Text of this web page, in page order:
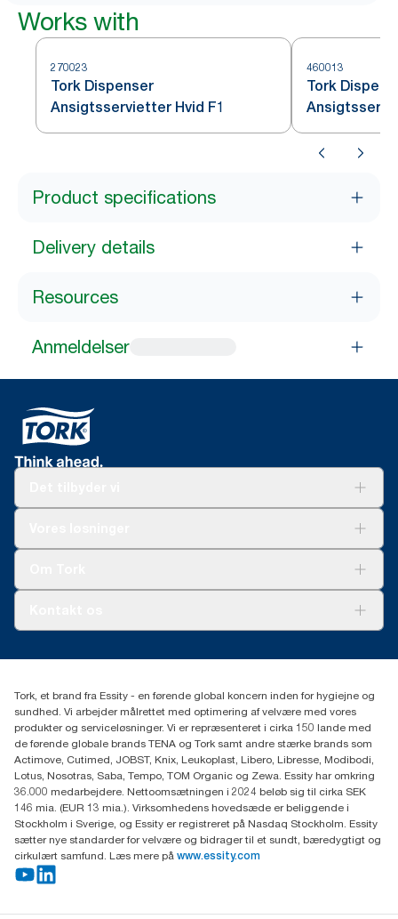
Works with
270023
Tork Dispenser
Ansigtsservietter Hvid F1
460013
Tork
F1
Product specifications
Delivery details
Resources
Anmeldelser
Smiley-rapport
(+45) 48 16 82 44
Professional Hygiene
Gydevang 33
DK-3450 Allerød
Tork, et brand fra Essity - en førende global koncern inden for hygiejne og
sundhed. Vi arbejder målrettet med optimering af velvære med vores
produkter og serviceløsninger. Vi er repræsenteret i cirka 150 lande med
de førende globale brands TENA og Tork samt andre stærke brands som
Actimove, Cutimed, JOBST, Knix, Leukoplast, Libero, Libresse, Modibodi,
Lotus, Nosotras, Saba, Tempo, TOM Organic og Zewa. Essity har omkring
36.000 medarbejdere. Nettoomsætningen i 2024 beløb sig til cirka SEK
146 mia. (EUR 13 mia.). Virksomhedens hovedsæde er beliggende i
Stockholm i Sverige, og Essity er registreret på Nasdaq Stockholm. Essity
sætter nye standarder for velvære og bidrager til et sundt, bæredygtigt og
cirkulært samfund. Læs mere på www.essity.com